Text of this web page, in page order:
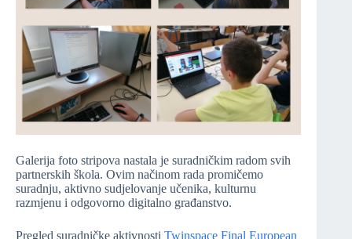
Galerija foto stripova nastala je suradničkim radom svih
partnerskih škola. Ovim načinom rada promičemo
suradnju, aktivno sudjelovanje učenika, kulturnu
razmjenu i odgovorno digitalno građanstvo.
Pregled suradničke aktivnosti Twinspace Final European